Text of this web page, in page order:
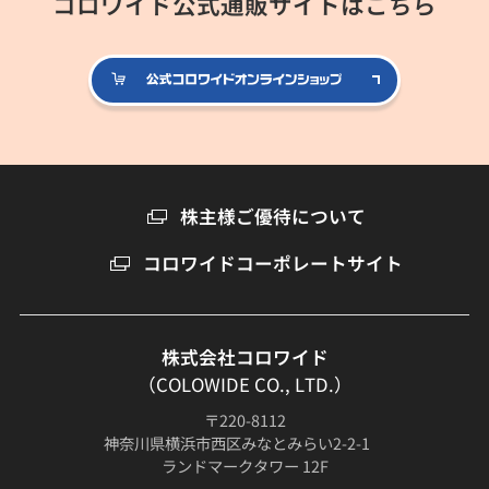
公式コロ
株主様ご優待について
コロワイドコーポレートサイト
株式会社コロワイド
（COLOWIDE CO., LTD.）
〒220-8112
神奈川県横浜市西区みなとみらい2-2-1
ランドマークタワー 12F